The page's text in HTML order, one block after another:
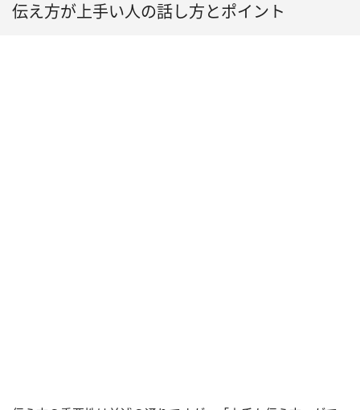
伝え方が上手い人の話し方とポイント